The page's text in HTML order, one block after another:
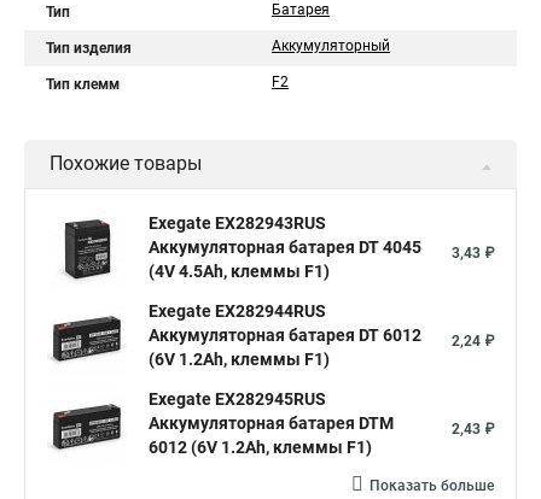
Тип Батарея
Тип изделия Аккумуляторный
Тип клемм F2
Похожие товары
Exegate EX282943RUS
Аккумуляторная батарея DT 4045
(4V 4.5Ah, клеммы F1)
3,43 ₽
Exegate EX282944RUS
Аккумуляторная батарея DT 6012
(6V 1.2Ah, клеммы F1)
2,24 ₽
Exegate EX282945RUS
Аккумуляторная батарея DTM
6012 (6V 1.2Ah, клеммы F1)
2,43 ₽
Показать больше